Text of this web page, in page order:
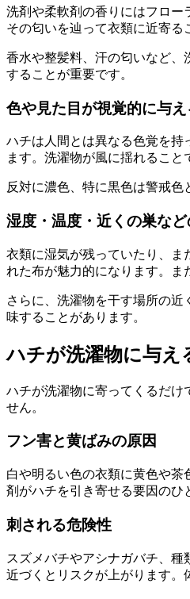
洗剤や柔軟剤の香りにはフロー
その匂いを辿って衣類に近寄る
香水や整髪料、汗の匂いなど、
することが重要です。
色や見た目が視覚的に与
ハチは人間とは異なる色覚を持
ます。洗濯物が風に揺れること
反対に濃色、特に黒色は警戒色
湿度・温度・近くの巣な
衣類に湿気が残っていたり、ま
れた布が魅力的になります。ま
さらに、洗濯物を干す場所の
味することがあります。
ハチが洗濯物に与え
ハチが洗濯物に寄ってくるだけ
せん。
フン害と黄ばみの原因
白や明るい色の衣類に黄色や
剤がハチを引き寄せる要因のひ
刺される危険性
スズメバチやアシナガバチ、
近づくとリスクが上がります。